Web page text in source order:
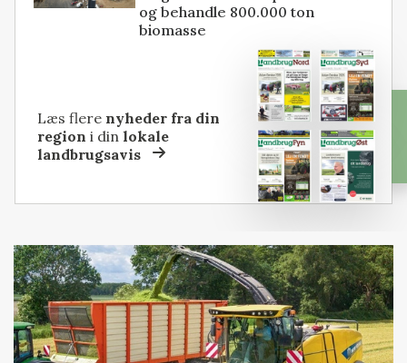
og behandle 800.000 ton
biomasse
Læs flere nyheder fra din
region i dinlokale
landbrugsavis